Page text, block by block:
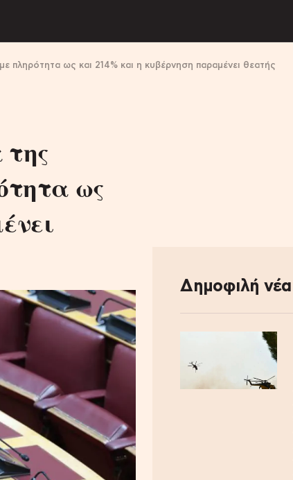
πληρότητα ως και 214% και η κυβέρνηση παραμένει θεατής
ως
Δημοφιλή νέα